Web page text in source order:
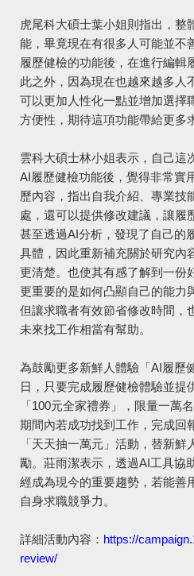
虎尾科大碩士葉小姐則指出，整
能，畢竟現在有很多人可能並不
履歷健檢的功能後，在進行編輯
此之外，因為現在也越來越多人
可以更加人性化一點並增加選擇
方便性，期待這項功能帶給更多
雲科大碩士林小姐表示，自己這
AI履歷健檢功能後，覺得非常實
歷內容，指出自我介紹、專業技
處，還可以提供修改建議，讓履
甚至透過AI分析，發現了自己的
具體，因此重新補充關於研究內
更清楚。也使其有感了解到一份
更重要的是如何凸顯自己的能力
但讓求職者有效節省修改時間，
未來找工作相當有幫助。
為鼓勵更多新鮮人體驗「AI履歷
日，只要完成履歷健檢體驗並提
「100元全家禮券」，限量一萬
期間內若成功找到工作，完成回
「天天抽一萬元」活動，替新
勵。莊雨潔表示，透過AI工具協
經成為現今的重要趨勢，若能善
自身求職競爭力。
詳細活動內容： https://
review/